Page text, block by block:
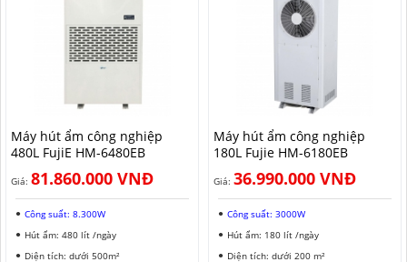
Máy hút ẩm công nghiệp
480L FujiE HM-6480EB
Giá: 81.860.000 VNĐ
Công suất: 8.300W
Hút ẩm: 480 lít /ngày
Diện tích: dưới 500m²
Máy hút ẩm công nghiệp
180L Fujie HM-6180EB
Giá: 36.990.000 VNĐ
Công suất: 3000W
Hút ẩm: 180 lít /ngày
Diện tích: dưới 200 m²